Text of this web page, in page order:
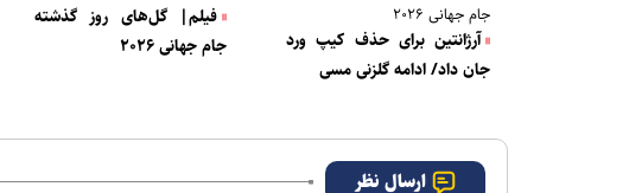
جام جهانی ۲۰۲۶
آرژانتین برای حذف کیپ ورد
جان داد/ ادامه گلزنی مسی
فیلم| گل‌های روز گذشته
جام جهانی ۲۰۲۶
ارسال نظر